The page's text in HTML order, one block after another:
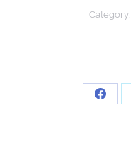
Category:
Share